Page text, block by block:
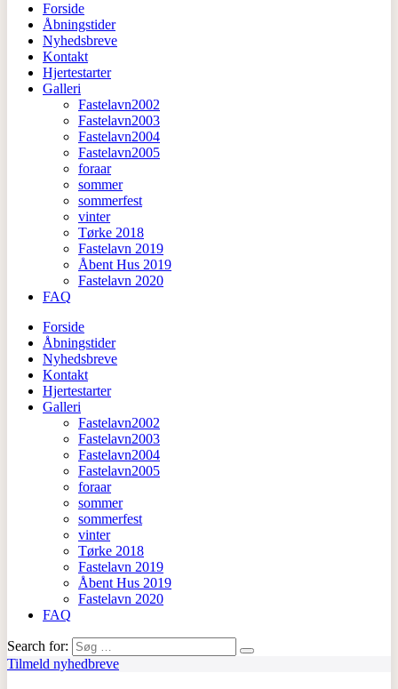
Forside
Åbningstider
Nyhedsbreve
Kontakt
Hjertestarter
Galleri
Fastelavn2002
Fastelavn2003
Fastelavn2004
Fastelavn2005
foraar
sommer
sommerfest
vinter
Tørke 2018
Fastelavn 2019
Åbent Hus 2019
Fastelavn 2020
FAQ
Forside
Åbningstider
Nyhedsbreve
Kontakt
Hjertestarter
Galleri
Fastelavn2002
Fastelavn2003
Fastelavn2004
Fastelavn2005
foraar
sommer
sommerfest
vinter
Tørke 2018
Fastelavn 2019
Åbent Hus 2019
Fastelavn 2020
FAQ
Search for:
Tilmeld nyhedbreve